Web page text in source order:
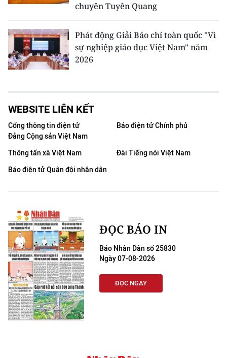
chuyên Tuyên Quang
Phát động Giải Báo chí toàn quốc "Vì
sự nghiệp giáo dục Việt Nam" năm
2026
WEBSITE LIÊN KẾT
Cổng thông tin điện tử
Đảng Cộng sản Việt Nam
Báo điện tử Chính phủ
Thông tấn xã Việt Nam
Đài Tiếng nói Việt Nam
Báo điện tử Quân đội nhân dân
ĐỌC BÁO IN
Báo Nhân Dân số 25830
Ngày 07-08-2026
ĐỌC NGAY